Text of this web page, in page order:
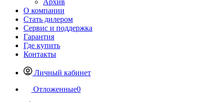
Архив
О компании
Стать дилером
Сервис и поддержка
Гарантия
Где купить
Контакты
Личный кабинет
Отложенные0